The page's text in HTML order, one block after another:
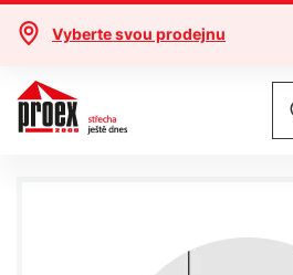
Vyberte svou prodejnu